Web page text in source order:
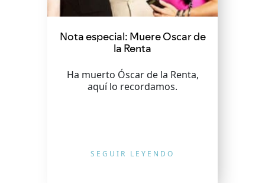
Nota especial: Muere Oscar de
la Renta
Ha muerto Óscar de la Renta,
aquí lo recordamos.
SEGUIR LEYENDO